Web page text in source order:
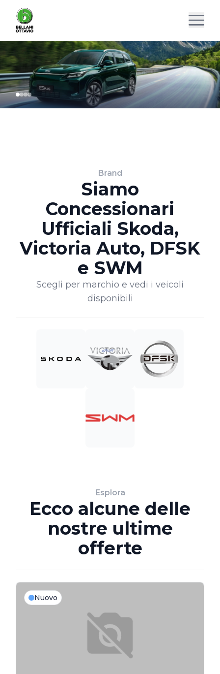
Brand
Siamo
Concessionari
Ufficiali Skoda,
Victoria Auto, DFSK
e SWM
Scegli per marchio e vedi i veicoli
disponibili
Esplora
Ecco alcune delle
nostre ultime
offerte
Nuovo